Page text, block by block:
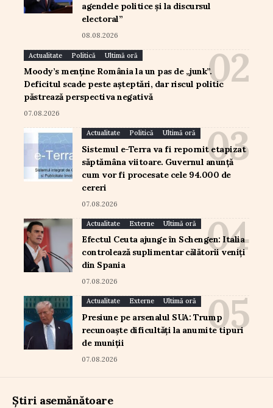
agendele politice și la discursul
electoral”
08.08.2026
Actualitate Politică Ultimă oră
Moody’s menține România la un pas de „junk”.
Deficitul scade peste așteptări, dar riscul politic
păstrează perspectiva negativă
07.08.2026
Actualitate Politică Ultimă oră
Sistemul e-Terra va fi repornit etapizat
săptămâna viitoare. Guvernul anunță
cum vor fi procesate cele 94.000 de
cereri
07.08.2026
Actualitate Externe Ultimă oră
Efectul Ceuta ajunge în Schengen: Italia
controlează suplimentar călătorii veniți
din Spania
07.08.2026
Actualitate Externe Ultimă oră
Presiune pe arsenalul SUA: Trump
recunoaște dificultăți la anumite tipuri
de muniții
07.08.2026
Știri asemănătoare